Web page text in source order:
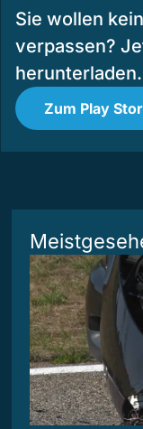
Sie wollen
verpassen?
herunterladen.
Zum Play